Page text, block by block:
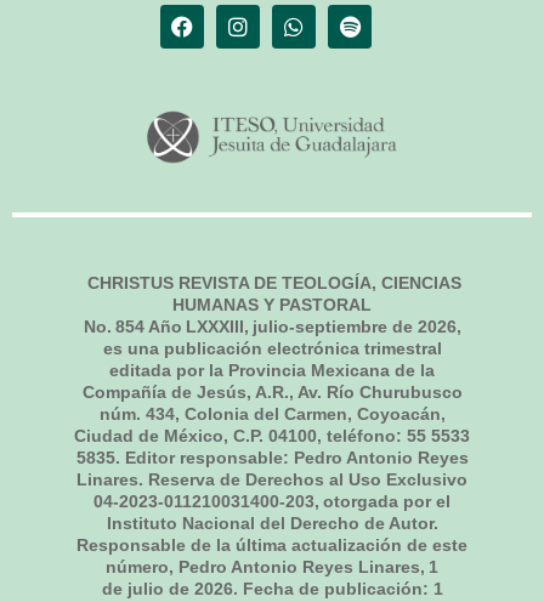
CHRISTUS REVISTA DE TEOLOGÍA, CIENCIAS
HUMANAS Y PASTORAL
No. 854Año LXXXIII, julio-septiembre de 2026,
es una publicación electrónica trimestral
editada por la Provincia Mexicana de la
Compañía de Jesús, A.R., Av. Río Churubusco
núm. 434, Colonia del Carmen, Coyoacán,
Ciudad de México, C.P. 04100, teléfono: 55 5533
5835. Editor responsable: Pedro Antonio Reyes
Linares. Reserva de Derechos al Uso Exclusivo
04-2023-011210031400-203, otorgada por el
Instituto Nacional del Derecho de Autor.
Responsable de la última actualización de este
número, Pedro Antonio Reyes Linares, 1
de julio de 2026. Fecha de publicación: 1